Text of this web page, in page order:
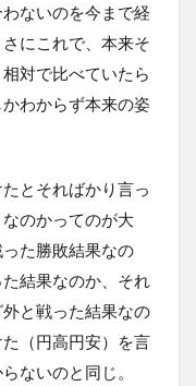
ないのを今まで経
にこれで、本来そ
対で比べていたら
わからず本来の姿
とそればかり言っ
のかってのが大
た勝敗結果なの
結果なのか、それ
と戦った結果なの
（円高円安）を言
ないのと同じ。